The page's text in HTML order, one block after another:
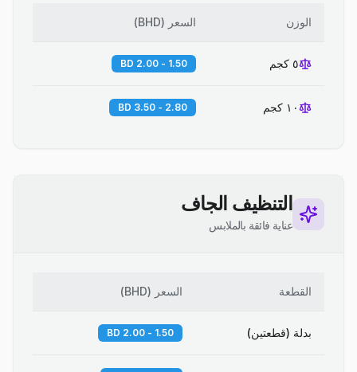
الوزن السعر (
BHD
)
٥ كجم 1.50 - 2.00 BD
١٠ كجم 2.80 - 3.50 BD
التنظيف الجاف
عناية فائقة بالملابس
القطعة السعر (
BHD
)
بدلة (قطعتين) 1.50 - 2.00 BD